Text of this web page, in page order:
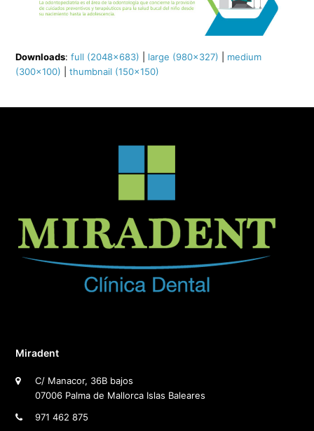
Downloads:full (2048x683) large (980x327)
medium
(300x100) |thumbnail (150x150)
Miradent
C/ Manacor, 36B bajos
07006 Palma de Mallorca Islas Baleares
971 462 875